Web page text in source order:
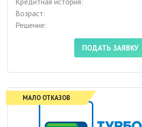
Возраст:
Решение:
ПОДАТЬ ЗАЯВКУ
МАЛО ОТКАЗОВ